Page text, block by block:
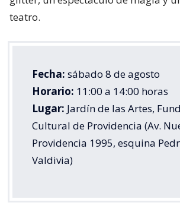
teatro.
Fecha: sábado 8 de agosto
Horario: 11:00 a 14:00 horas
Lugar: Jardín de las Artes,
Cultural de Providencia (Av.
Providencia 1995, esquina
Valdivia)